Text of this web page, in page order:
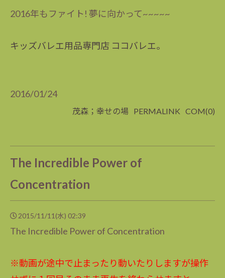
2016年もファイト! 夢に向かって~~~~~
キッズバレエ用品専門店 ココバレエ。
2016/01/24
茂森；幸せの場 PERMALINK COM(0)
The Incredible Power of
Concentration
2015/11/11(水) 02:39
The Incredible Power of Concentration
※動画が途中で止まったり動いたりしますが操作